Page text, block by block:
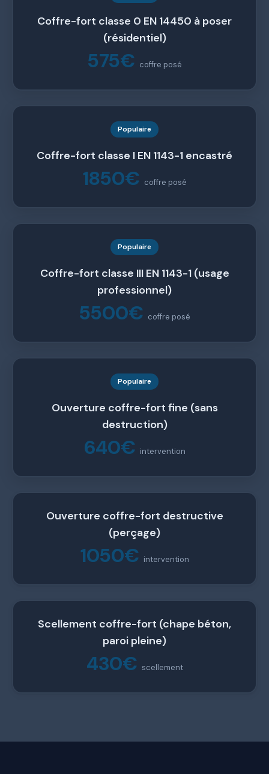
Coffre-fort classe 0 EN 14450 à poser
(résidentiel)
575€ coffre posé
Populaire
Coffre-fort classe I EN 1143-1 encastré
1850€ coffre posé
Populaire
Coffre-fort classe III EN 1143-1 (usage
professionnel)
5500€ coffre posé
Populaire
Ouverture coffre-fort fine (sans
destruction)
640€ intervention
Ouverture coffre-fort destructive
(perçage)
1050€ intervention
Scellement coffre-fort (chape béton,
paroi pleine)
430€ scellement